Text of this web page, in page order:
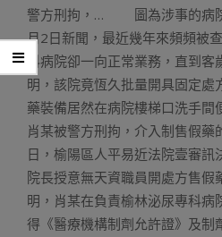
警方刑拘，… 圖為涉事的病
月2日新聞，最近幾年來頻頻被
科病院卻一向正常業務，直到
明，該院竟恆久批量開具固定處
藥裝備居然在病院樓梯口洗手間
肖某被警方刑拘，介入制售假
日，榆陽區人平易近法院壹審
院長授意無天資職員開處方售
明，肖某在負責榆林泌尿專科病
得《醫療機構制劑允許證》及制